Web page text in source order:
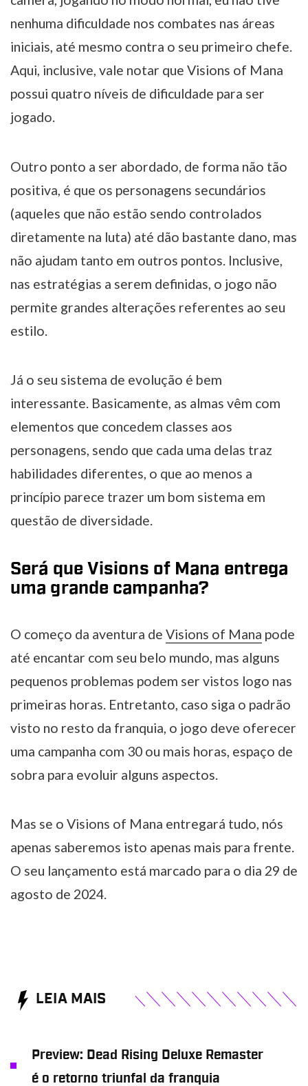
nenhuma dificuldade nos combates nas áreas
iniciais, até mesmo contra o seu primeiro chefe.
Aqui, inclusive, vale notar que Visions of Mana
possui quatro níveis de dificuldade para ser
jogado.
Outro ponto a ser abordado, de forma não tão
positiva, é que os personagens secundários
(aqueles que não estão sendo controlados
diretamente na luta) até dão bastante dano, mas
não ajudam tanto em outros pontos. Inclusive,
nas estratégias a serem definidas, o jogo não
permite grandes alterações referentes ao seu
estilo.
Já o seu sistema de evolução é bem
interessante. Basicamente, as almas vêm com
elementos que concedem classes aos
personagens, sendo que cada uma delas traz
habilidades diferentes, o que ao menos a
princípio parece trazer um bom sistema em
questão de diversidade.
Será que Visions of Mana entrega
uma grande campanha?
O começo da aventura de Visions of Mana pode
até encantar com seu belo mundo, mas alguns
pequenos problemas podem ser vistos logo nas
primeiras horas. Entretanto, caso siga o padrão
visto no resto da franquia, o jogo deve oferecer
uma campanha com 30 ou mais horas, espaço de
sobra para evoluir alguns aspectos.
Mas se o Visions of Mana entregará tudo, nós
apenas saberemos isto apenas mais para frente.
O seu lançamento está marcado para o dia 29 de
agosto de 2024.
LEIA MAIS
Preview: Dead Rising Deluxe Remaster
é o retorno triunfal da franquia